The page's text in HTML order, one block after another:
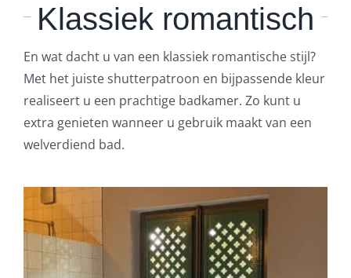
Klassiek romantisch
En wat dacht u van een klassiek romantische stijl?
Met het juiste shutterpatroon en bijpassende kleur
realiseert u een prachtige badkamer. Zo kunt u
extra genieten wanneer u gebruik maakt van een
welverdiend bad.